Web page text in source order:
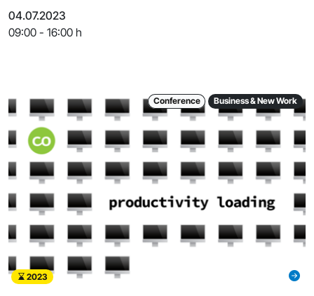
04.07.2023
09:00 - 16:00 h
Conference Business & New Work
2023